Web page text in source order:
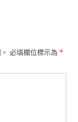
必填欄位標示為 *